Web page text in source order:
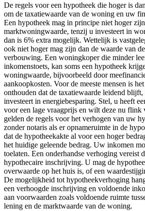
De regels voor een hypotheek die hoger is
om de taxatiewaarde van de woning en uw
Een hypotheek mag in principe niet hoger
marktwoningwaarde, tenzij u investeert in
dan is 6% extra mogelijk. Wettelijk is
ook niet hoger mag zijn dan de waarde van
verbouwing. Een woningkoper die minder
inkomenstoets, kan soms een hypotheek
woningwaarde, bijvoorbeeld door
aankoopkosten. Voor de meeste mensen is
onthouden dat de taxatiewaarde leidend
investeert in energiebesparing. Stel, u heeft
voor een lage vraagprijs en wilt deze nu flink
gelden de regels voor het verhogen van uw
zonder notaris als er opnameruimte in de
dat de hypotheekakte al voor een hoger
het huidige geleende bedrag. Uw inkomen
toelaten. Een onderhandse verhoging vereist
hypothecaire inschrijving. U mag de
overwaarde op het huis is, of een
De mogelijkheid tot hypotheekverhoging
een verhoogde inschrijving en voldoende
aan voorwaarden zoals voldoende ruimte
lening en de marktwaarde van de woning.